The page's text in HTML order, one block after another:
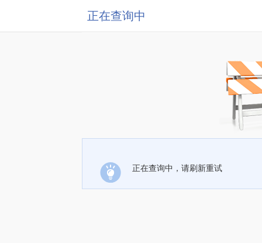
正在查询中
正在查询中，请刷新重试